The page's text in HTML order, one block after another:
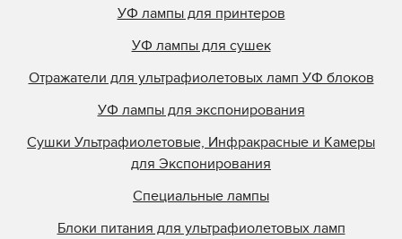
УФ лампы для принтеров
УФ лампы для сушек
Отражатели для ультрафиолетовых ламп УФ блоков
УФ лампы для экспонирования
Сушки Ультрафиолетовые, Инфракрасные и Камеры
для Экспонирования
Специальные лампы
Блоки питания для ультрафиолетовых ламп